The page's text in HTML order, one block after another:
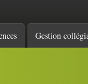
Gestion